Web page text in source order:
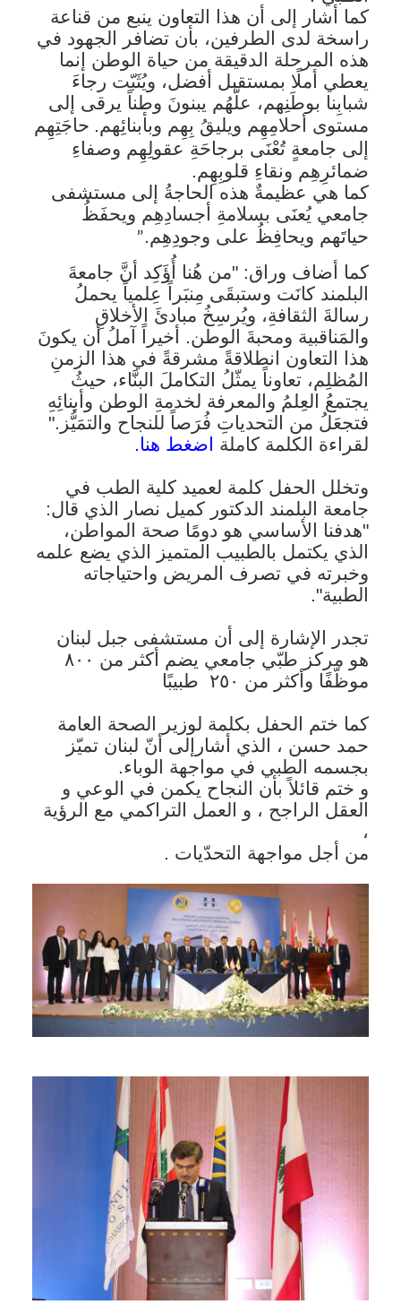
كما أشار إلى أن هذا التعاون ينبع من قناعة
راسخة لدى الطرفين، بأن تضافر الجهود في
هذه المرحلة الدقيقة من حياة الوطن إنما
يعطي أملًا بمستقبل أفضل، ويُثَبّت رجاءَ
شبابِنا بوطَنِهم، علَّهُم يبنونَ وطناً يرقى إلى
مستوى أحلامِهِم ويليقُ بِهِم وبأبنائِهم. حاجَتِهِم
إلى جامعةٍ تُعْنَى برجاحَةِ عقولِهِم وصفاءِ
ضمائرِهِم ونقاءِ قلوبِهِم.
كما هي عظيمةٌ هذه الحاجةُ إلى مستشفى
جامعي يُعنَى بسلامةِ أجسادِهِم ويحفَظُ
حياتَهم ويحافِظُ على وجودِهِم.”
كما أضاف وراق: "من هُنا أُؤَكِد أنَّ جامعةَ
البلمند كانَت وستبقَى مِنبَراً عِلمياً يحملُ
رسالةَ الثقافةِ، ويُرسِخُ مبادئَ الأخلاقِ
والمَناقبية ومحبةَ الوطن. أخيراً آملُ أن يكونَ
هذا التعاون انطلاقةً مشرقةً في هذا الزمنِ
المُظلِم، تعاوناً يمثّلُ التكاملَ البنَّاء، حيثُ
يجتمعُ العِلمُ والمعرفة لخدمةِ الوطن وأبنائِهِ
فتجعَلُ من التحدياتِ فُرَصاً للنجاح والتمَيُّز."
لقراءة الكلمة كاملة اضغط هنا.
وتخلل الحفل كلمة لعميد كلية الطب في
جامعة البلمند الدكتور كميل نصار الذي قال:
"هدفنا الأساسي هو دومًا صحة المواطن،
الذي يكتمل بالطبيب المتميز الذي يضع علمه
وخبرته في تصرف المريض واحتياجاته
الطبية".
تجدر الإشارة إلى أن مستشفى جبل لبنان
هو مركز طبّي جامعي يضم أكثر من ٨٠٠
موظّفًا وأكثر من ٢٥٠
طبيبًا
كما ختم الحفل بكلمة لوزير الصحة العامة
حمد حسن ، الذي أشارإلى أنّ لبنان تميّز
بجسمه الطبي في مواجهة الوباء.
و ختم قائلاً بأن النجاح يكمن في الوعي و
العقل الراجح ، و العمل التراكمي مع الرؤية
،
من أجل مواجهة التحدّيات .